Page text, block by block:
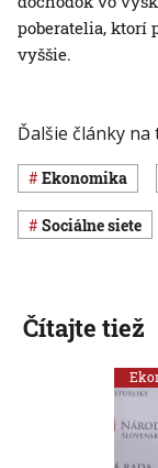
poberatelia, ktorí
vyššie.
Ďalšie články na
ekonomika
sociálne siete
Čítajte tiež